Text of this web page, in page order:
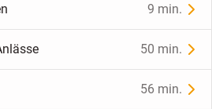
9 min.
50 min.
56 min.